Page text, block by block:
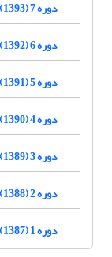
دوره 7 (1393)
دوره 6 (1392)
دوره 5 (1391)
دوره 4 (1390)
دوره 3 (1389)
دوره 2 (1388)
دوره 1 (1387)